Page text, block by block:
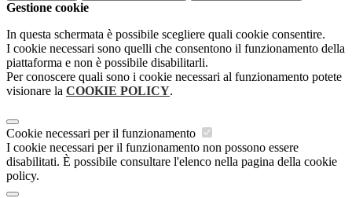
Gestione cookie
In questa schermata è possibile scegliere quali cookie consentire.
I cookie necessari sono quelli che consentono il funzionamento della
piattaforma e non è possibile disabilitarli.
Per conoscere quali sono i cookie necessari al funzionamento potete
visionare la COOKIE POLICY.
Cookie necessari per il funzionamento
I cookie necessari per il funzionamento non possono essere
disabilitati. È possibile consultare l'elenco nella pagina della cookie
policy.